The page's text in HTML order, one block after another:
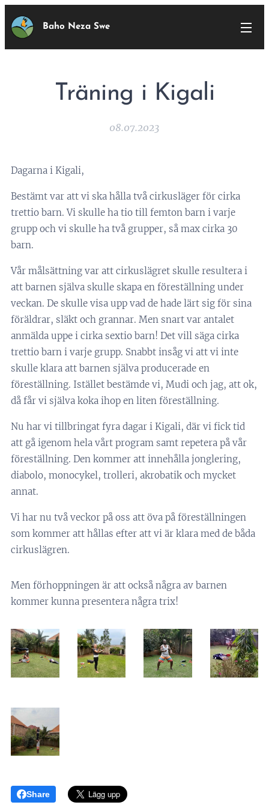
Baho Neza Swe
Träning i Kigali
08.07.2023
Dagarna i Kigali,
Bestämt var att vi ska hålla två cirkusläger för cirka
trettio barn. Vi skulle ha tio till femton barn i varje
grupp och vi skulle ha två grupper, så max cirka 30
barn.
Vår målsättning var att cirkuslägret skulle resultera i
att barnen själva skulle skapa en föreställning under
veckan. De skulle visa upp vad de hade lärt sig för sina
föräldrar, släkt och grannar. Men snart var antalet
anmälda uppe i cirka sextio barn! Det vill säga cirka
trettio barn i varje grupp. Snabbt insåg vi att vi inte
skulle klara att barnen själva producerade en
föreställning. Istället bestämde vi, Mudi och jag, att ok,
då får vi själva koka ihop en liten föreställning.
Nu har vi tillbringat fyra dagar i Kigali, där vi fick tid
att gå igenom hela vårt program samt repetera på vår
föreställning. Den kommer att innehålla jonglering,
diabolo, monocykel, trolleri, akrobatik och mycket
annat.
Vi har nu två veckor på oss att öva på föreställningen
som kommer att hållas efter att vi är klara med de båda
cirkuslägren.
Men förhoppningen är att också några av barnen
kommer kunna presentera några trix!
Share